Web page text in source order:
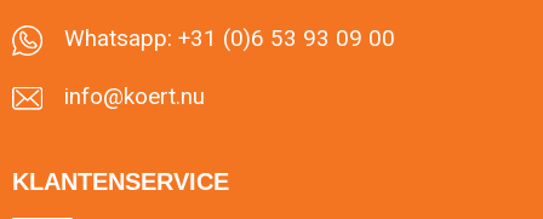
Whatsapp: +31 (0)6 53 93 09 00
info@koert.nu
KLANTENSERVICE